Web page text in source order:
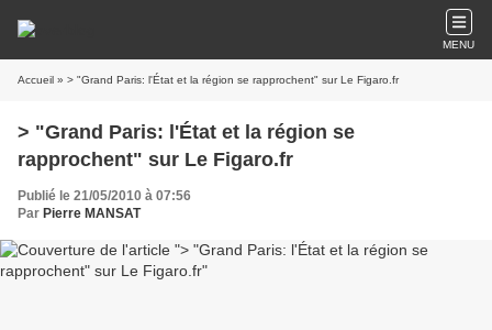
MENU
Accueil » > "Grand Paris: l'État et la région se rapprochent" sur Le Figaro.fr
> "Grand Paris: l'État et la région se
rapprochent" sur Le Figaro.fr
Publié le 21/05/2010 à 07:56
Par Pierre MANSAT